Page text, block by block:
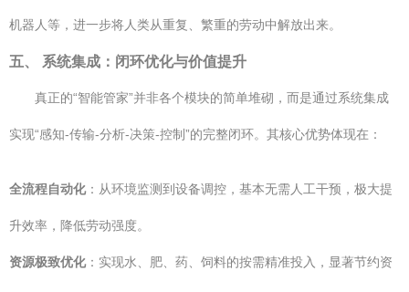
机器人等，进一步将人类从重复、繁重的劳动中解放出来。
五、 系统集成：闭环优化与价值提升
真正的“智能管家”并非各个模块的简单堆砌，而是通过系统集成
实现“感知-传输-分析-决策-控制”的完整闭环。其核心优势体现在：
全流程自动化：从环境监测到设备调控，基本无需人工干预，极大提
升效率，降低劳动强度。
资源极致优化：实现水、肥、药、饲料的按需精准投入，显著节约资